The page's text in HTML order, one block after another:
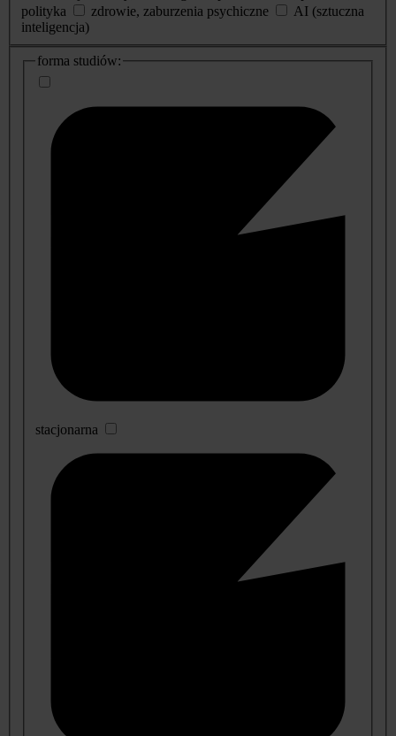
polityka
zdrowie, zaburzenia psychiczne
AI (sztuczna
inteligencja)
dodatkowe
informacje
forma studiów:
stacjonarna